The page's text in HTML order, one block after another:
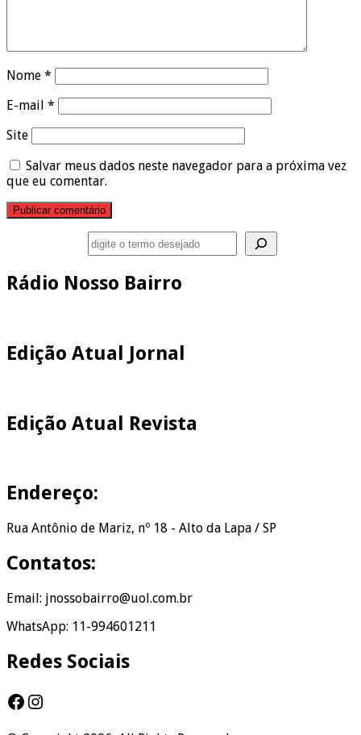
Nome *
E-mail *
Site
Salvar meus dados neste navegador para a próxima vez
que eu comentar.
Rádio Nosso Bairro
Edição Atual Jornal
Edição Atual Revista
Endereço:
Rua Antônio de Mariz, nº 18 - Alto da Lapa / SP
Contatos:
Email: jnossobairro@uol.com.br
WhatsApp: 11-994601211
Redes Sociais
Facebook
Instagram